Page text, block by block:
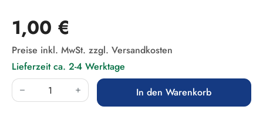
Regulärer Preis:
1,00 €
Preise inkl. MwSt. zzgl. Versandkosten
Lieferzeit ca. 2-4 Werktage
Produkt Anzahl: Gib den gewünschten Wert
In den Warenkorb